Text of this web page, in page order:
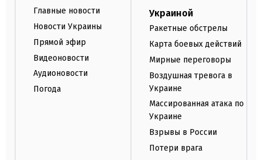
Главные новости
Новости Украины
Прямой эфир
Видеоновости
Аудионовости
Погода
Украиной
Ракетные обстрелы
Карта боевых действий
Мирные переговоры
Воздушная тревога в
Украине
Массированная атака по
Украине
Взрывы в России
Потери врага